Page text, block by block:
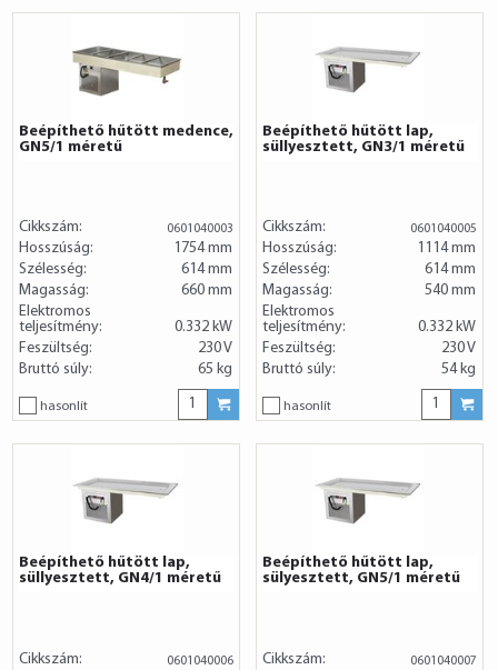
Beépíthető hűtött medence,
GN5/1 méretű
Cikkszám: 0601040003
Hosszúság:
1754 mm
Szélesség:
614 mm
Magasság:
660 mm
Elektromos
teljesítmény:
0.332 kW
Feszültség:
230 V
Bruttó súly:
65 kg
hasonlít
Beépíthető hűtött lap,
süllyesztett, GN3/1 méretű
Cikkszám: 0601040005
Hosszúság:
1114 mm
Szélesség:
614 mm
Magasság:
540 mm
Elektromos
teljesítmény:
0.332 kW
Feszültség:
230 V
Bruttó súly:
54 kg
hasonlít
Beépíthető hűtött lap,
süllyesztett, GN4/1 méretű
Cikkszám: 0601040006
Beépíthető hűtött lap,
sülyesztett, GN5/1 méretű
Cikkszám: 0601040007